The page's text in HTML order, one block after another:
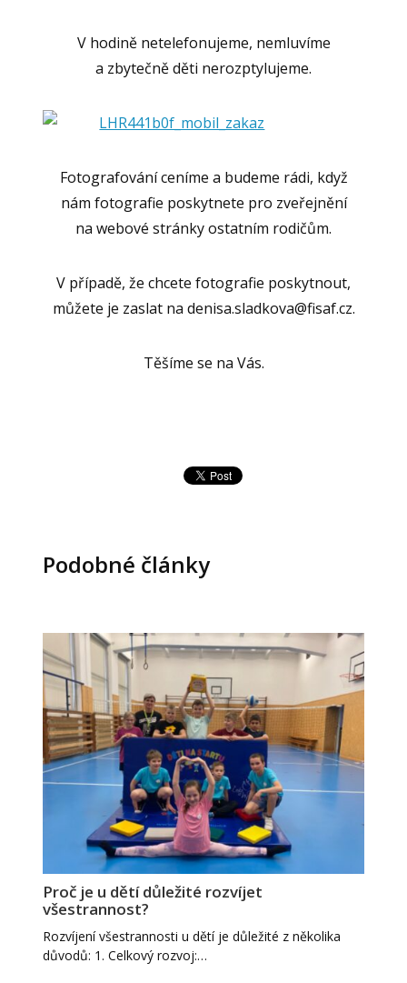
V hodině netelefonujeme, nemluvíme
a zbytečně děti nerozptylujeme.
Fotografování ceníme a budeme rádi, když
nám fotografie poskytnete pro zveřejnění
na webové stránky ostatním rodičům.
V případě, že chcete fotografie poskytnout,
můžete je zaslat na denisa.sladkova@fisaf.cz.
Těšíme se na Vás.
Podobné články
Proč je u dětí důležité rozvíjet
všestrannost?
Rozvíjení všestrannosti u dětí je důležité z několika
důvodů: 1. Celkový rozvoj:…